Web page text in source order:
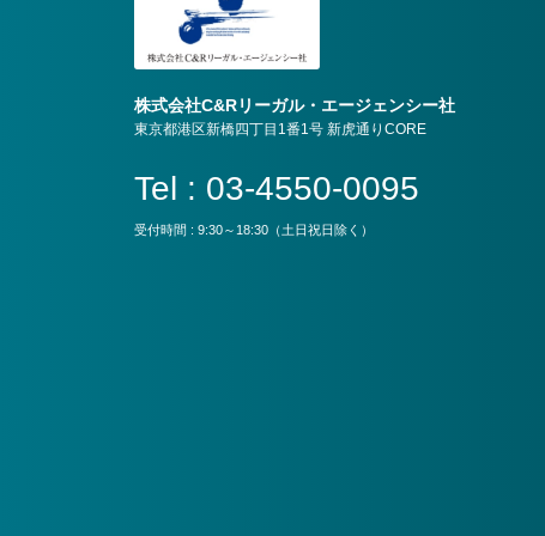
株式会社C&Rリーガル・エージェンシー社
東京都港区新橋四丁目1番1号 新虎通りCORE
Tel : 03-4550-0095
受付時間 : 9:30～18:30（土日祝日除く）